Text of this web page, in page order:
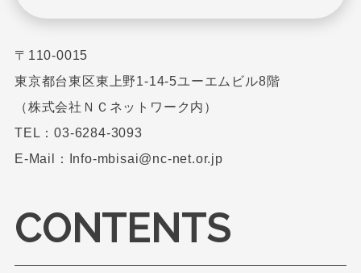
〒110-0015
東京都台東区東上野1-14-5ユーエムビル8階
（株式会社ＮＣネットワーク内）
TEL：03-6284-3093
E-Mail：Info-mbisai@nc-net.or.jp
CONTENTS